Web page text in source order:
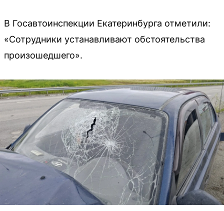
В Госавтоинспекции Екатеринбурга отметили:
«Сотрудники устанавливают обстоятельства
произошедшего».